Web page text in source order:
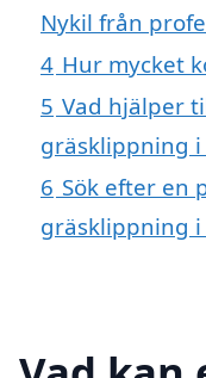
Nykil från
4 Hur mycket
5 Vad hjälper
gräsklippning i
6 Sök efter en
gräsklippning